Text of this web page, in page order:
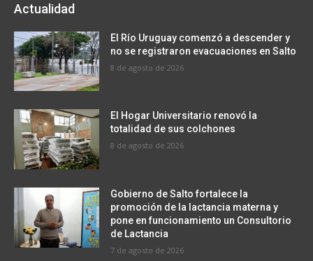
Actualidad
El Río Uruguay comenzó a descender y
no se registraron evacuaciones en Salto
8 de agosto de 2026
El Hogar Universitario renovó la
totalidad de sus colchones
8 de agosto de 2026
Gobierno de Salto fortalece la
promoción de la lactancia materna y
pone en funcionamiento un Consultorio
de Lactancia
7 de agosto de 2026